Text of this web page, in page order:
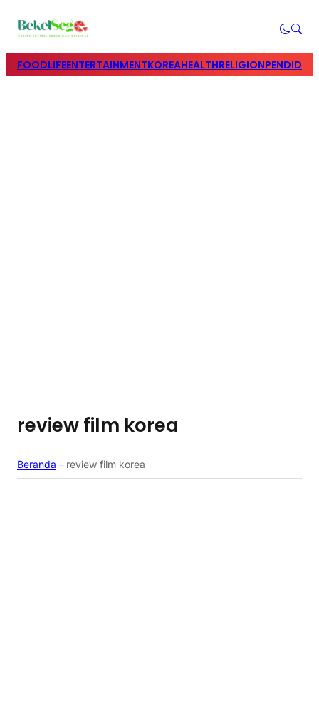
FOODLIFEENTERTAINMENTKOREAHEALTHRELIGION
review film korea
Beranda - review film korea